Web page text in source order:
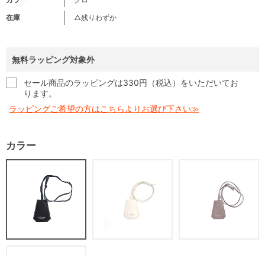
在庫
△残りわずか
無料ラッピング対象外
セール商品のラッピングは330円（税込）をいただいてお
ります。
ラッピングご希望の方はこちらよりお選び下さい≫
カラー